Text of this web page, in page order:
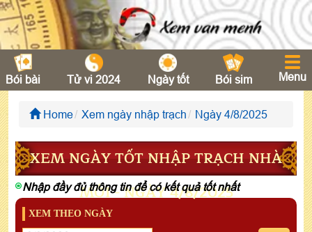
Bói bài Tử vi 2024 Ngày tốt Bói sim Menu
Home Xem ngày nhập trạch Ngày 4/8/2025
XEM NGÀY TỐT NHẬP TRẠCH NHÀ
MỚI - NGÀY 4/8/2025
Nhập đầy đủ thông tin để có kết quả tốt nhất
XEM THEO NGÀY